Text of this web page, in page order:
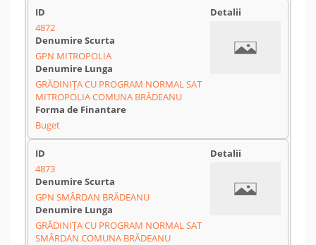
4872
GPN MITROPOLIA
GRĂDINIŢA CU PROGRAM NORMAL SAT
MITROPOLIA COMUNA BRĂDEANU
Buget
4873
GPN SMÂRDAN BRĂDEANU
GRĂDINIŢA CU PROGRAM NORMAL SAT
SMÂRDAN COMUNA BRĂDEANU